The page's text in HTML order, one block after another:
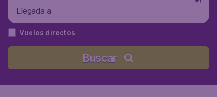
Llegada a
Vuelos directos
Buscar